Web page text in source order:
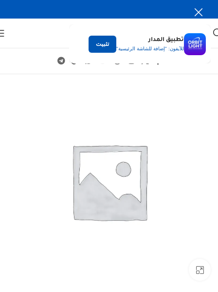
تطبيق المدار
للآيفون: "إضافة للشاشة الرئيسية"
تثبيت